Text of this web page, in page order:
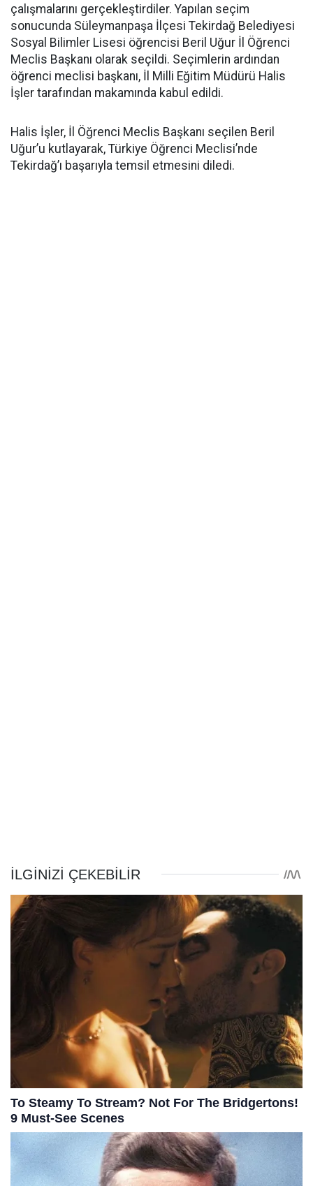
çalışmalarını gerçekleştirdiler. Yapılan seçim
sonucunda Süleymanpaşa İlçesi Tekirdağ Belediyesi
Sosyal Bilimler Lisesi öğrencisi Beril Uğur İl Öğrenci
Meclis Başkanı olarak seçildi. Seçimlerin ardından
öğrenci meclisi başkanı, İl Milli Eğitim Müdürü Halis
İşler tarafından makamında kabul edildi.
Halis İşler, İl Öğrenci Meclis Başkanı seçilen Beril
Uğur’u kutlayarak, Türkiye Öğrenci Meclisi’nde
Tekirdağ’ı başarıyla temsil etmesini diledi.